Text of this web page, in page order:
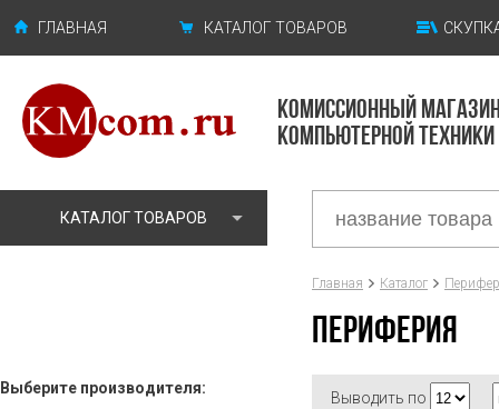
ГЛАВНАЯ КАТАЛОГ ТОВАРОВ
КОМИССИОННЫЙ
КОМПЬЮТЕРНОЙ ТЕХНИКИ
КАТАЛОГ ТОВАРОВ
Выберите производителя:
Главная Каталог
ПЕРИФЕРИЯ
Выводить по